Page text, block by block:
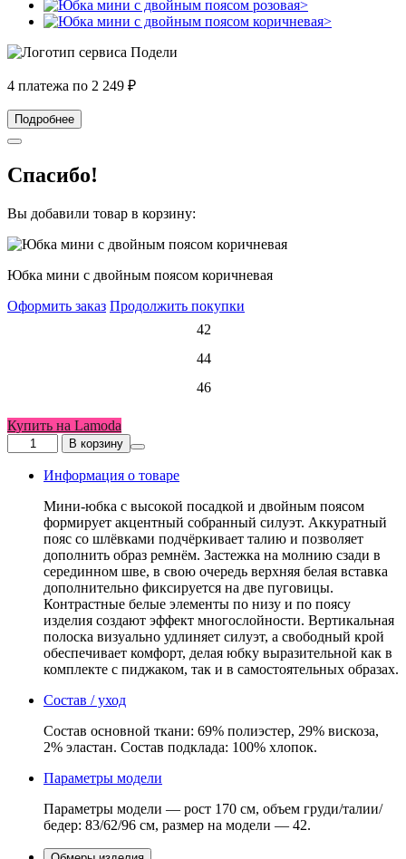
4 платежа по 2 249 ₽
Подробнее
Спасибо!
Вы добавили товар в корзину:
Юбка мини с двойным поясом коричневая
Оформить заказ Продолжить покупки
42
44
46
Купить на Lamoda
Количество
товара
Юбка
двойным
поясом
коричневая
В корзину
Информация о товаре
Мини-юбка с высокой посадкой и двойным поясом
формирует акцентный собранный силуэт. Аккуратный
пояс со шлёвками подчёркивает талию и позволяет
дополнить образ ремнём. Застежка на молнию сзади в
серединном шве, в свою очередь верхняя белая вставка
дополнительно фиксируется на две пуговицы.
Контрастные белые элементы по низу и по поясу
изделия создают эффект многослойности. Вертикальная
полоска визуально удлиняет силуэт, а свободный крой
обеспечивает комфорт, делая юбку выразительной как в
комплекте с пиджаком, так и в самостоятельных образах.
Состав / уход
Состав основной ткани: 69% полиэстер, 29% вискоза,
2% эластан. Состав подклада: 100% хлопок.
Параметры модели
Параметры модели — рост 170 см, объем груди/талии/
бедер: 83/62/96 см, размер на модели — 42.